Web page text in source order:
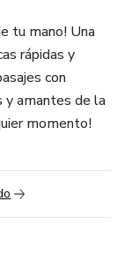
tu mano! Una
rápidas y
con
y amantes de la
momento!